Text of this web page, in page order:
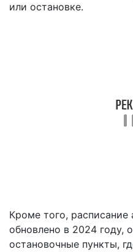
или остановке.
Кроме того, расписание
обновлено в 2024 году,
остановочные пункты,